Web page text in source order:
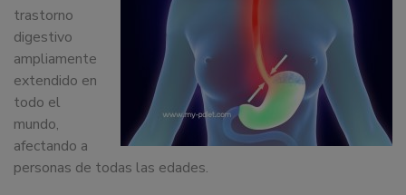
sobre
la
nutrición
alimentaria
tanto
para
particulares,
instituciones,
trastorno
digestivo
ampliamente
extendido en
todo el
mundo,
afectando a
personas de todas las edades.